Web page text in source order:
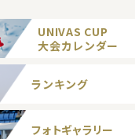
UNIVAS CUP
大会カレンダー
ランキング
フォトギャラリー